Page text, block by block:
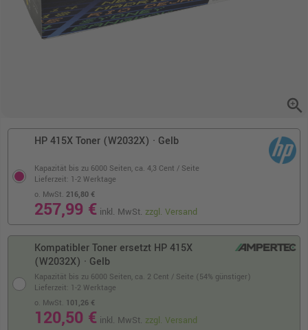
zoom_in
HP 415X Toner (W2032X) · Gelb
Kapazität bis zu 6000 Seiten, ca. 4,3 Cent / Seite
o. MwSt. 216,80 €
257,99 € inkl. MwSt.zzgl. Versand
Lieferzeit: 1-2 Werktage
Kompatibler Toner ersetzt HP 415X
(W2032X) · Gelb
Kapazität bis zu 6000 Seiten, ca. 2 Cent / Seite (54% günstiger)
o. MwSt. 101,26 €
120,50 € inkl. MwSt. zzgl. Versand
Lieferzeit: 1-2 Werktage